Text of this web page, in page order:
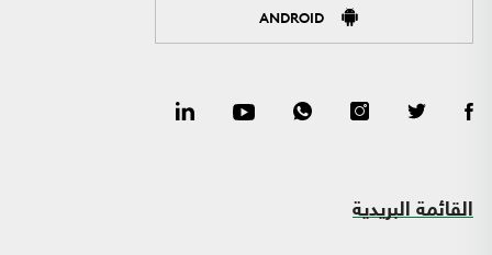
ANDROID
القائمة البريدية